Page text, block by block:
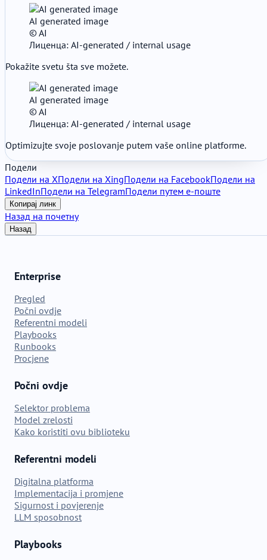
AI generated image
© AI
Лиценца: AI-generated / internal usage
Pokažite svetu šta sve možete.
AI generated image
© AI
Лиценца: AI-generated / internal usage
Optimizujte svoje poslovanje putem vaše online platforme.
Подели
Подели на XПодели на XingПодели на FacebookПодели на
LinkedInПодели на TelegramПодели путем е-поште
Копирај линк
Назад на почетну
Назад
Enterprise
Pregled
Počni ovdje
Referentni modeli
Playbooks
Runbooks
Procjene
Počni ovdje
Selektor problema
Model zrelosti
Kako koristiti ovu biblioteku
Referentni modeli
Digitalna platforma
Implementacija i promjene
Sigurnost i povjerenje
LLM sposobnost
Playbooks